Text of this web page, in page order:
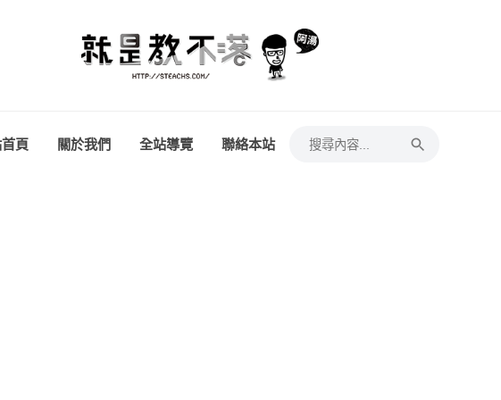
頁 關於我們 全站導覽 聯絡本站